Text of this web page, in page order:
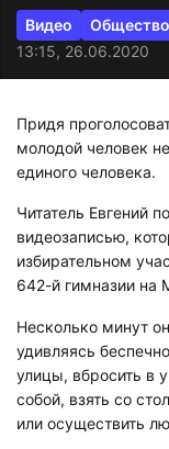
Видео
Общество
13:15, 26.06.2020
Придя
молодой человек
единого человека.
Читатель Евгений
видеозаписью,
избирательном
642-й гимназии на
Несколько минут
удивляясь
улицы, вбросить в
собой, взять со
или осуществить